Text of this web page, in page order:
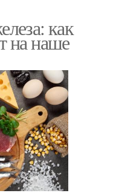
как
на наше